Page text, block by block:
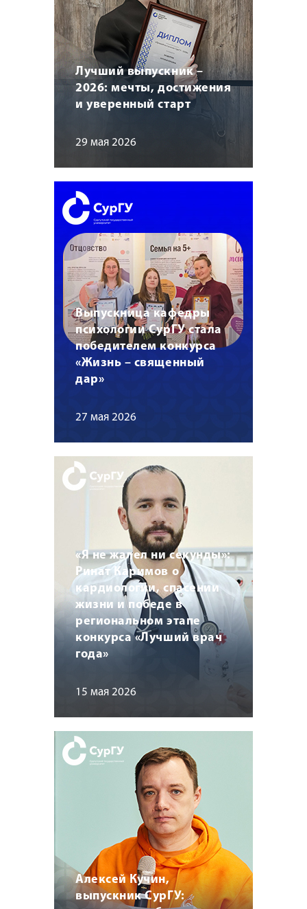
Лучший выпускник –
2026: мечты, достижения
и уверенный старт
29 мая 2026
Выпускница кафедры
психологии СурГУ стала
победителем конкурса
«Жизнь – священный
дар»
27 мая 2026
«Я не жалел ни секунды»:
Ринат Каримов о
кардиологии, спасении
жизни и победе в
региональном этапе
конкурса «Лучший врач
года»
15 мая 2026
Алексей Кучин,
выпускник СурГУ: